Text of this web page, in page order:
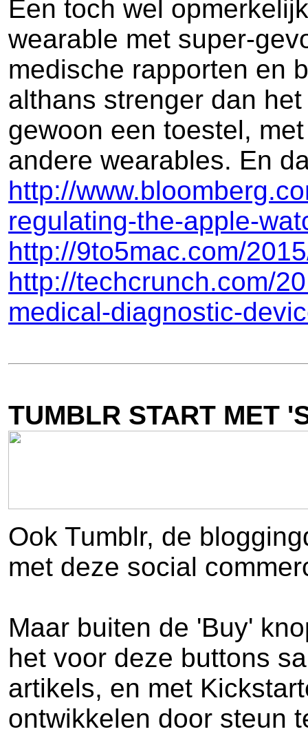
Een toch wel
wearable met super-
medische rapporten en
althans strenger dan
gewoon een toestel,
andere wearables. En
http://
regulating-the-apple-
http://9to5mac.com/
http://techcrunch.com/
medical-diagnostic-
TUMBLR START MET
Ook Tumblr, de
met deze social
Maar buiten de 'Buy'
het voor deze buttons
artikels, en met
ontwikkelen door steun